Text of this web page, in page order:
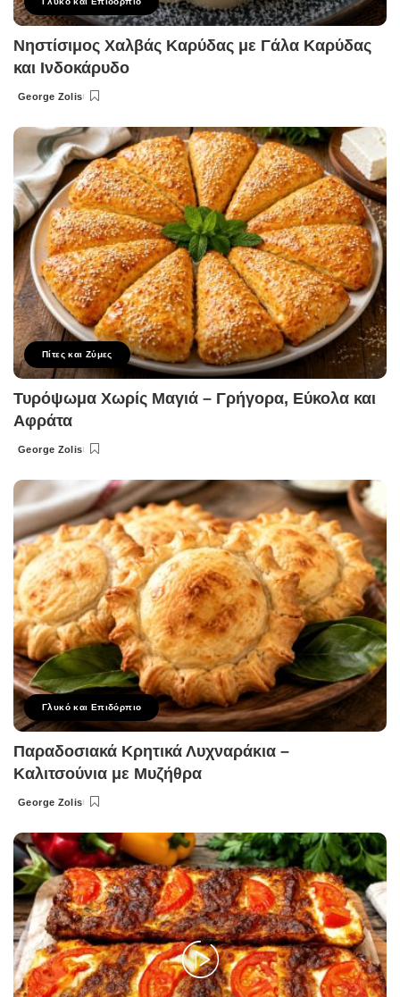
Νηστίσιμος Χαλβάς Καρύδας με Γάλα Καρύδας
και Ινδοκάρυδο
Posted
George Zolis
Πίτες και Ζύμες
Τυρόψωμα Χωρίς Μαγιά – Γρήγορα, Εύκολα και
Αφράτα
Posted
George Zolis
Γλυκό και Επιδόρπιο
Παραδοσιακά Κρητικά Λυχναράκια –
Καλιτσούνια με Μυζήθρα
Posted
George Zolis